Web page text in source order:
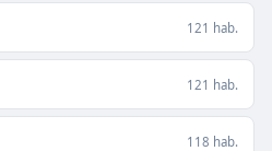
121 hab.
121 hab.
118 hab.